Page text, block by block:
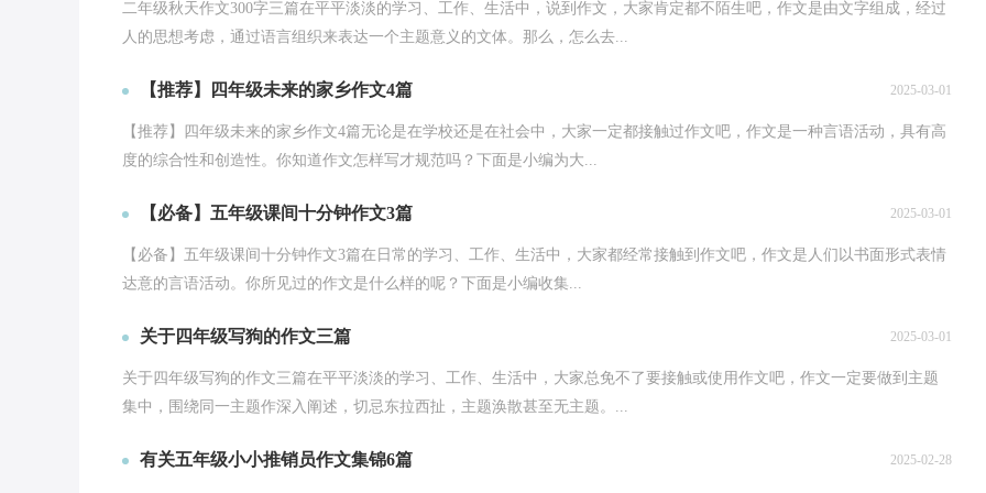
二年级秋天作文300字三篇在平平淡淡的学习、工作、生活中，说到作文，大家肯定都不陌生吧，作文是由文字组成，经过
人的思想考虑，通过语言组织来表达一个主题意义的文体。那么，怎么去...
【推荐】四年级未来的家乡作文4篇 2025-03-01
【推荐】四年级未来的家乡作文4篇无论是在学校还是在社会中，大家一定都接触过作文吧，作文是一种言语活动，具有高
度的综合性和创造性。你知道作文怎样写才规范吗？下面是小编为大...
【必备】五年级课间十分钟作文3篇 2025-03-01
【必备】五年级课间十分钟作文3篇在日常的学习、工作、生活中，大家都经常接触到作文吧，作文是人们以书面形式表情
达意的言语活动。你所见过的作文是什么样的呢？下面是小编收集...
关于四年级写狗的作文三篇 2025-03-01
关于四年级写狗的作文三篇在平平淡淡的学习、工作、生活中，大家总免不了要接触或使用作文吧，作文一定要做到主题
集中，围绕同一主题作深入阐述，切忌东拉西扯，主题涣散甚至无主题。...
有关五年级小小推销员作文集锦6篇 2025-02-28